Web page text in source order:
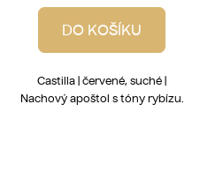
DO KOŠÍKU
Castilla | červené, suché |
Nachový apoštol s tóny rybízu.